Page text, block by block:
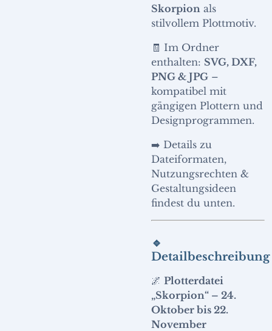
Skorpion als
stilvollem Plottmotiv.
🧾 Im Ordner
enthalten: SVG, DXF,
PNG & JPG –
kompatibel mit
gängigen Plottern und
Designprogrammen.
➡️ Details zu
Dateiformaten,
Nutzungsrechten &
Gestaltungsideen
findest du unten.
🔹
Detailbeschreibung
🌌 Plotterdatei
„Skorpion“ – 24.
Oktober bis 22.
November